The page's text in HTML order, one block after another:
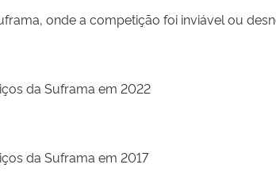
onde a competição foi inviável ou
da Suframa em 2022
da Suframa em 2017